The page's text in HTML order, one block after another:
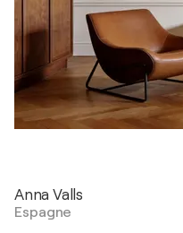
Anna Valls
Espagne